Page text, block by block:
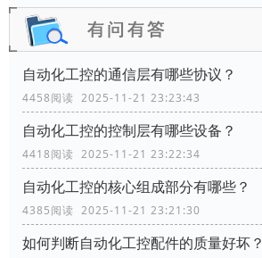
自动化工控的通信层有哪些协议？
4458阅读 2025-11-21 23:23:43
自动化工控的控制层有哪些设备？
4418阅读 2025-11-21 23:22:34
自动化工控的核心组成部分有哪些？
4385阅读 2025-11-21 23:21:30
如何判断自动化工控配件的质量好坏？